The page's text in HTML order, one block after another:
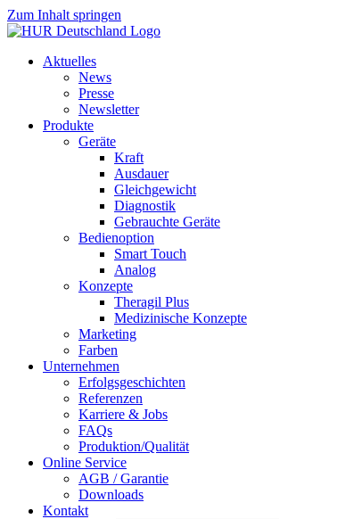
Zum Inhalt springen
Aktuelles
News
Presse
Newsletter
Produkte
Geräte
Kraft
Ausdauer
Gleichgewicht
Diagnostik
Gebrauchte Geräte
Bedienoption
Smart Touch
Analog
Konzepte
Theragil Plus
Medizinische Konzepte
Marketing
Farben
Unternehmen
Erfolgsgeschichten
Referenzen
Karriere & Jobs
FAQs
Produktion/Qualität
Online Service
AGB / Garantie
Downloads
Kontakt